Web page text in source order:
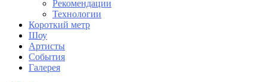
Рекомендации
Технологии
Короткий метр
Шоу
Артисты
События
Галерея